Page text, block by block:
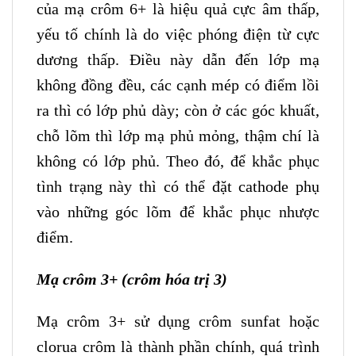
của mạ crôm 6+ là hiệu quả cực âm thấp,
yếu tố chính là do việc phóng điện từ cực
dương thấp. Điều này dẫn đến lớp mạ
không đồng đều, các cạnh mép có điểm lồi
ra thì có lớp phủ dày; còn ở các góc khuất,
chỗ lõm thì lớp mạ phủ mỏng, thậm chí là
không có lớp phủ. Theo đó, để khắc phục
tình trạng này thì có thể đặt cathode phụ
vào những góc lõm để khắc phục nhược
điểm.
Mạ crôm 3+ (crôm hóa trị 3)
Mạ crôm 3+ sử dụng crôm sunfat hoặc
clorua crôm là thành phần chính, quá trình